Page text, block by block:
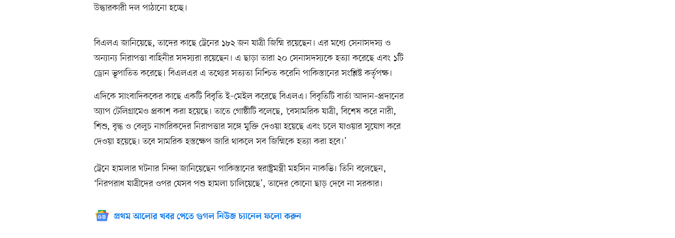
উদ্ধারকারী দল পাঠানো হচ্ছে।
বিএলএ জানিয়েছে, তাদের কাছে ট্রেনের ১৮২ জন যাত্রী জিম্মি রয়েছেন। এর মধ্যে সেনাসদস্য ও
অন্যান্য নিরাপত্তা বাহিনীর সদস্যরা রয়েছেন। এ ছাড়া তারা ২০ সেনাসদস্যকে হত্যা করেছে এবং ১টি
ড্রোন ভূপাতিত করেছে। বিএলএর এ তথ্যের সত্যতা নিশ্চিত করেনি পাকিস্তানের সংশ্লিষ্ট কর্তৃপক্ষ।
এদিকে সাংবাদিককের কাছে একটি বিবৃতি ই–মেইল করেছে বিএলএ। বিবৃতিটি বার্তা আদান–প্রদানের
অ্যাপ টেলিগ্রামেও প্রকাশ করা হয়েছে। তাতে গোষ্ঠীটি বলেছে, ‘বেসামরিক যাত্রী, বিশেষ করে নারী,
শিশু, বৃদ্ধ ও বেলুচ নাগরিকদের নিরাপত্তার সঙ্গে মুক্তি দেওয়া হয়েছে এবং চলে যাওয়ার সুযোগ করে
দেওয়া হয়েছে। তবে সামরিক হস্তক্ষেপ জারি থাকলে সব জিম্মিকে হত্যা করা হবে।’
ট্রেনে হামলার ঘটনার নিন্দা জানিয়েছেন পাকিস্তানের স্বরাষ্ট্রমন্ত্রী মহসিন নাকভি। তিনি বলেছেন,
‘নিরপরাধ যাত্রীদের ওপর যেসব পশু হামলা চালিয়েছে’, তাদের কোনো ছাড় দেবে না সরকার।
প্রথম আলোর খবর পেতে গুগল নিউজ চ্যানেল ফলো করুন